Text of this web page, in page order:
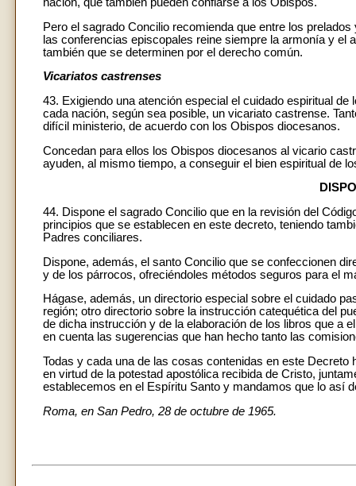
Pero el sagrado Concilio recomienda que entre los
las conferencias episcopales reine siempre la armonía y
también que se determinen por el derecho común.
Vicariatos castrenses
43. Exigiendo una atención especial el cuidado espiritual
cada nación, según sea posible, un vicariato castrense.
difícil ministerio, de acuerdo con los Obispos diocesanos.
Concedan para ellos los Obispos diocesanos al vicario
ayuden, al mismo tiempo, a conseguir el bien espiritual de
44. Dispone el sagrado Concilio que en la revisión del
principios que se establecen en este decreto, teniendo
Padres conciliares.
Dispone, además, el santo Concilio que se confeccionen
y de los párrocos, ofreciéndoles métodos seguros para el
Hágase, además, un directorio especial sobre el cuidado
región; otro directorio sobre la instrucción catequética del
de dicha instrucción y de la elaboración de los libros que a
en cuenta las sugerencias que han hecho tanto las
Todas y cada una de las cosas contenidas en este
en virtud de la potestad apostólica recibida de Cristo,
establecemos en el Espíritu Santo y mandamos que lo así
Roma, en San Pedro, 28 de octubre de 1965.